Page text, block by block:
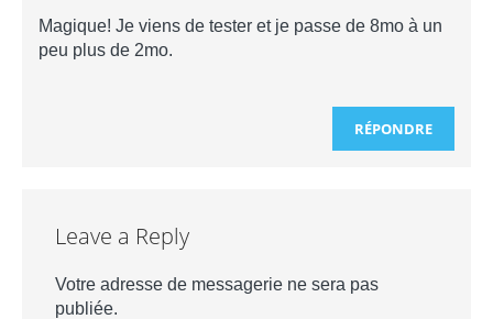
Magique! Je viens de tester et je passe de 8mo à un
peu plus de 2mo.
RÉPONDRE
Leave a Reply
Votre adresse de messagerie ne sera pas
publiée.